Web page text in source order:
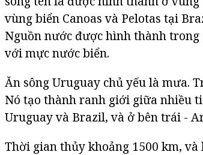
vùng biển Canoas và Pelotas tại
Nguồn nước được hình thành trong
với mực nước biển.
Ăn sông Uruguay chủ yếu là mưa.
Nó tạo thành ranh giới giữa nhiều
Uruguay và Brazil, và ở bên trái -
Thời gian thủy khoảng 1500 km,